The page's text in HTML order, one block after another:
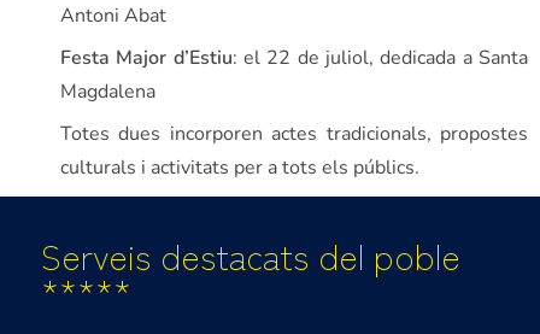
Antoni Abat
Festa Major d’Estiu: el 22 de juliol, dedicada a Santa
Magdalena
Totes dues incorporen actes tradicionals, propostes
culturals i activitats per a tots els públics.
Serveis destacats del poble
*****